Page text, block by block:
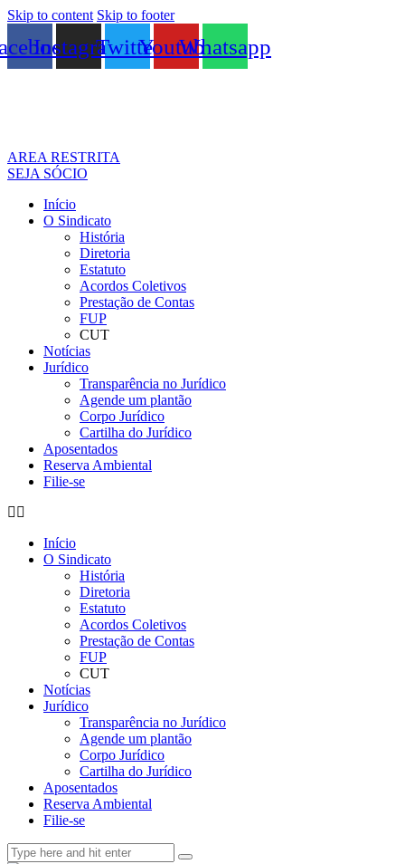
Skip to content Skip to footer
InstagramTwitterYoutubeWhatsapp
AREA RESTRITA
SEJA SÓCIO
Início
O Sindicato
História
Diretoria
Estatuto
Acordos Coletivos
Prestação de Contas
FUP
CUT
Notícias
Jurídico
Transparência no Jurídico
Agende um plantão
Corpo Jurídico
Cartilha do Jurídico
Aposentados
Reserva Ambiental
Filie-se
Início
O Sindicato
História
Diretoria
Estatuto
Acordos Coletivos
Prestação de Contas
FUP
CUT
Notícias
Jurídico
Transparência no Jurídico
Agende um plantão
Corpo Jurídico
Cartilha do Jurídico
Aposentados
Reserva Ambiental
Filie-se